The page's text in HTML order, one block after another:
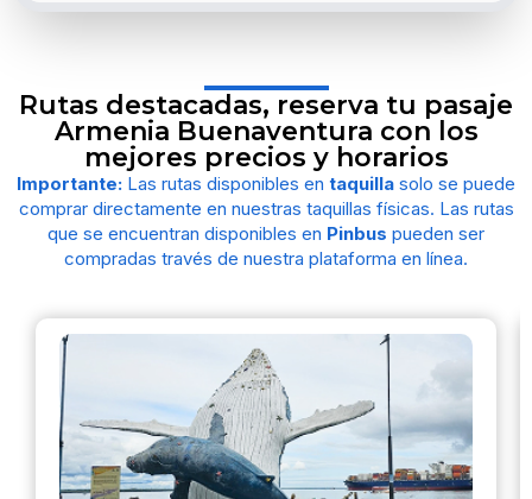
Rutas destacadas, reserva tu pasaje
Armenia Buenaventura con los
mejores precios y horarios
Importante: Las rutas disponibles en taquilla solo se puede
comprar directamente en nuestras taquillas físicas. Las rutas
que se encuentran disponibles en Pinbus pueden ser
compradas través de nuestra plataforma en línea.